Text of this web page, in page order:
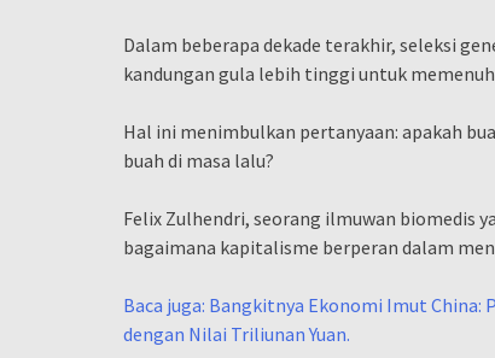
Dalam beberapa dekade terakhir, seleksi
kandungan gula lebih tinggi untuk
Hal ini menimbulkan pertanyaan: apakah
buah di masa lalu?
Felix Zulhendri, seorang ilmuwan biomedis
bagaimana kapitalisme berperan dalam
Baca juga: Bangkitnya Ekonomi Imut China:
dengan Nilai Triliunan Yuan.